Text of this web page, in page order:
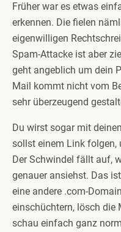
Früher war es etwas
erkennen. Die fielen
eigenwilligen
Spam-Attacke ist aber
geht angeblich um dein
Mail kommt nicht vom
sehr überzeugend
Du wirst sogar mit
sollst einem Link folgen,
Der Schwindel fällt auf,
genauer ansiehst. Das
eine andere .com-
einschüchtern, lösch die
schau einfach ganz